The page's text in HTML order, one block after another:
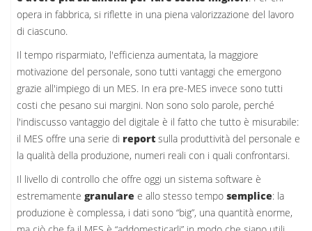
opera in fabbrica, si riflette in una piena valorizzazione del lavoro
di ciascuno.
Il tempo risparmiato, l'efficienza aumentata, la maggiore
motivazione del personale, sono tutti vantaggi che emergono
grazie all'impiego di un MES. In era pre-MES invece sono tutti
costi che pesano sui margini. Non sono solo parole, perché
l'indiscusso vantaggio del digitale è il fatto che tutto è misurabile:
il MES offre una serie di report sulla produttività del personale e
la qualità della produzione, numeri reali con i quali confrontarsi.
Il livello di controllo che offre oggi un sistema software è
estremamente granulare e allo stesso tempo semplice: la
produzione è complessa, i dati sono “big”, una quantità enorme,